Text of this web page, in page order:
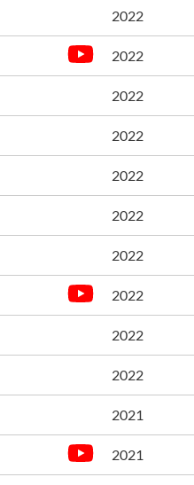
2022
2022
2022
2022
2022
2022
2022
2022
2022
2022
2021
2021